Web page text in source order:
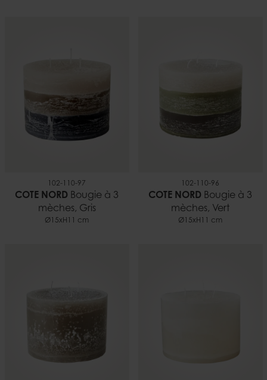
102-110-97
COTE NORD Bougie à 3
mèches, Gris
Ø15xH11 cm
102-110-96
COTE NORD Bougie à 3
mèches, Vert
Ø15xH11 cm